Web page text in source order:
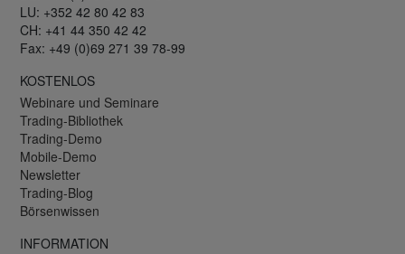
LU: +352 42 80 42 83
CH: +41 44 350 42 42
Fax: +49 (0)69 271 39 78-99
KOSTENLOS
Webinare und Seminare
Trading-Bibliothek
Trading-Demo
Mobile-Demo
Newsletter
Trading-Blog
Börsenwissen
INFORMATION